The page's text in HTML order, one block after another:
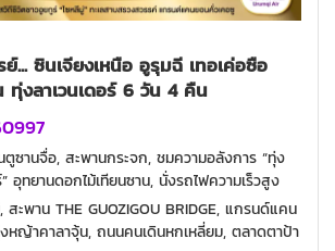
... ซินเจียงเหนือ อูรุมฉี เทอเค่อซือ
งลาเวนเดอร์ 6 วัน 4 คืน
ซานจื่อ, สะพานกระจก, ชมความอลังการ “ทุ่ง
อุทยานดอกไม้เทียนซาน, นั่งรถไฟความเร็วสูง
สะพาน THE GUOZIGOU BRIDGE, แกรนด์แคน
หญ้าคาลาจุ้น, ถนนคนเดินหกเหลี่ยม, ตลาดตาป้า